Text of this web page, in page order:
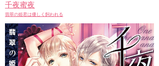
千夜蜜夜
翡翠の姫君は優しく飼われる